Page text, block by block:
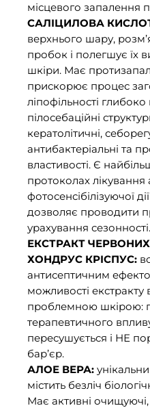
місцевого запалення
САЛІЦИЛОВА
верхнього шару,
пробок і полегшує їх
шкіри. Має
прискорює процес
ліпофільності
пілосебаційні
кератолітичні,
антибактеріальні та
властивості. Є
протоколах
фотосенсібілізуючої
дозволяє проводити
урахування сезонності.
ЕКСТРАКТ
ХОНДРУС КРІСПУС:
антисептичним
можливості екстракту
проблемною шкірою:
терапевтичного
пересушується і НЕ
бар’єр.
АЛОЕ ВЕРА:
містить безліч
Має активні